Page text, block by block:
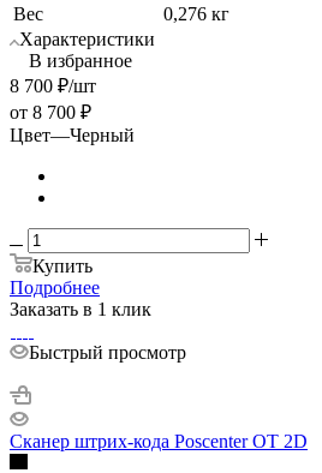
Вес
0,276 кг
Характеристики
В избранное
8 700 ₽/шт
от 8 700 ₽
Цвет—Черный
Купить
Подробнее
Заказать в 1 клик
Быстрый просмотр
Сканер штрих-кода Poscenter OT 2D